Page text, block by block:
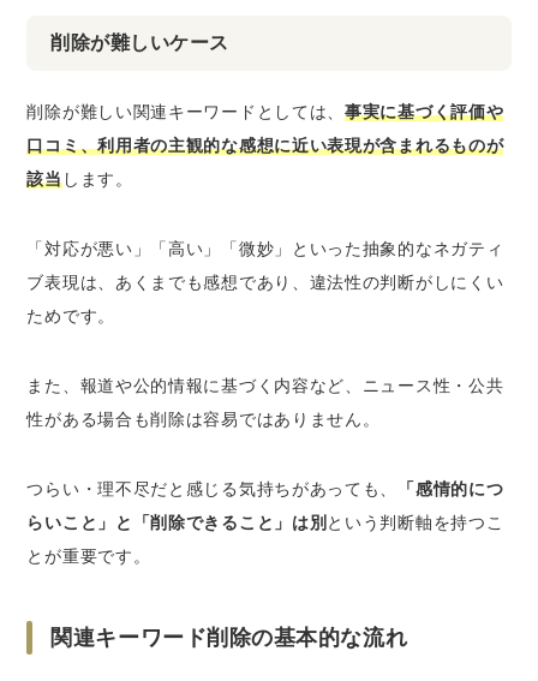
削除が難しいケース
削除が難しい関連キーワードとしては、事実に基づく評価や
口コミ、利用者の主観的な感想に近い表現が含まれるものが
該当します。
「対応が悪い」「高い」「微妙」といった抽象的なネガティ
ブ表現は、あくまでも感想であり、違法性の判断がしにくい
ためです。
また、報道や公的情報に基づく内容など、ニュース性・公共
性がある場合も削除は容易ではありません。
つらい・理不尽だと感じる気持ちがあっても、
「感情的につ
らいこと」と「削除できること」は別 という判断軸を持つこ
とが重要です。
関連キーワード削除の基本的な流れ